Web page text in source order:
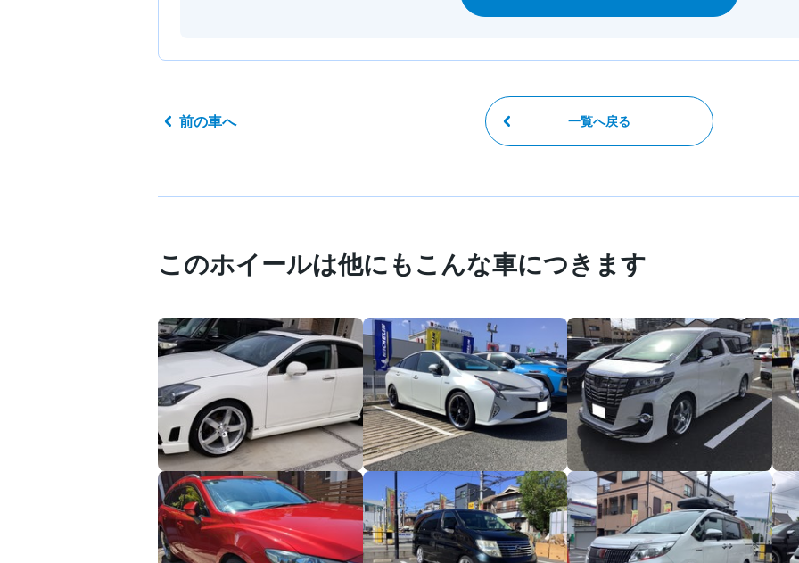
前の車へ 一覧へ戻る
このホイールは他にもこんな車につきます